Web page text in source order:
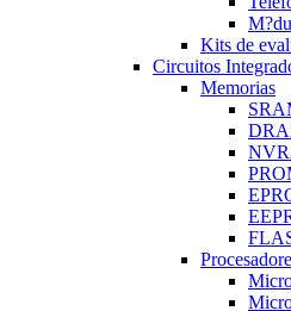
Kits de
Circuitos
Memorias